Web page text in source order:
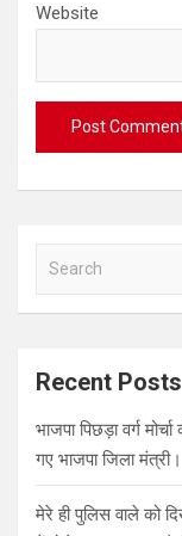
Website
a
c
Recent Posts
भाजपा पिछड़ा वर्ग
गए भाजपा जिला मंत्री।
मेरे ही पुलिस वाले को